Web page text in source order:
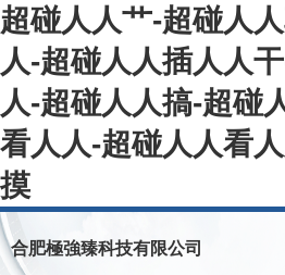
超碰人人艹-超碰人
人-超碰人人插人人
人-超碰人人搞-超碰
看人人-超碰人人看
摸
合肥極強臻科技有限公司